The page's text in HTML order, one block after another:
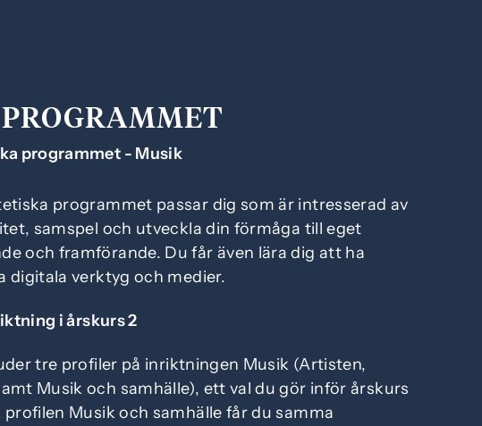
programmet - Musik
programmet passar dig som är intresserad av
samspel och utveckla din förmåga till eget
och framförande. Du får även lära dig att ha
digitala verktyg och medier.
i årskurs 2
tre profiler på inriktningen Musik (Artisten,
Musik och samhälle), ett val du gör inför årskurs
Musik och samhälle får du samma